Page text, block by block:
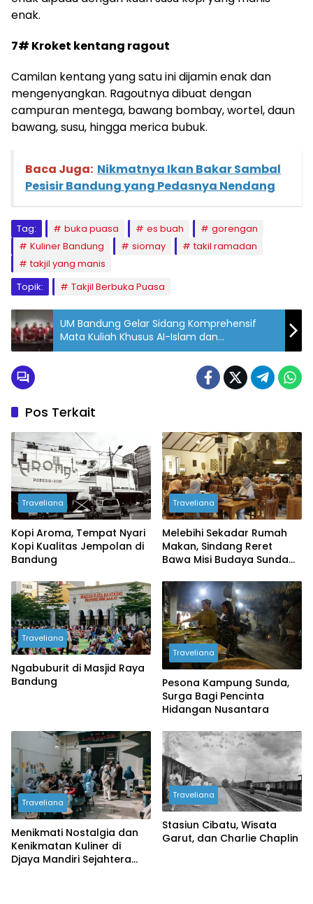
enak.
7# Kroket kentang ragout
Camilan kentang yang satu ini dijamin enak dan
mengenyangkan. Ragoutnya dibuat dengan
campuran mentega, bawang bombay, wortel, daun
bawang, susu, hingga merica bubuk.
Baca Juga: Nikmatnya Ikan Bakar Sambal
Pesisir Bandung yang Pedasnya Nendang
Tag: buka puasa es buah
gorengan
Kuliner Bandung
siomay
takil ramadan
takjil yang manis
Topik:
Takjil Berbuka Puasa
UM Bandung Gelar Sidang Komprehensif
Mata Kuliah Khusus AI-Islam dan
Kemuhammadiyahan
Pos Terkait
Traveliana
Kopi Aroma, Tempat Nyari
Kopi Kualitas Jempolan di
Bandung
Traveliana
Melebihi Sekadar Rumah
Makan, Sindang Reret
Bawa Misi Budaya Sunda
Traveliana
Ngabuburit di Masjid Raya
Bandung
Traveliana
Pesona Kampung Sunda,
Surga Bagi Pencinta
Hidangan Nusantara
Traveliana
Menikmati Nostalgia dan
Kenikmatan Kuliner di
Djaya Mandiri Sejahtera
Traveliana
Stasiun Cibatu, Wisata
Garut, dan Charlie Chaplin